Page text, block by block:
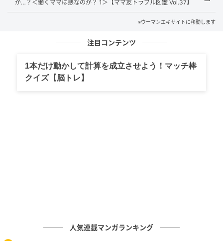
ウーマンエキサイト
が…？＜働くママは悪なのか？ 1＞【ママ友トラブル図鑑 Vol.37】
※ウーマンエキサイトに移動します
注目コンテンツ
1本だけ動かして計算を成立させよう！マッチ棒
クイズ【脳トレ】
人気連載マンガランキング